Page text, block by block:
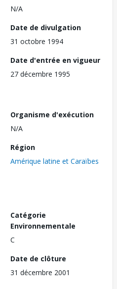
N/A
Date de divulgation
31 octobre 1994
Date d'entrée en vigueur
27 décembre 1995
Organisme d'exécution
N/A
Région
Amérique latine et Caraïbes
Catégorie
Environnementale
C
Date de clôture
31 décembre 2001